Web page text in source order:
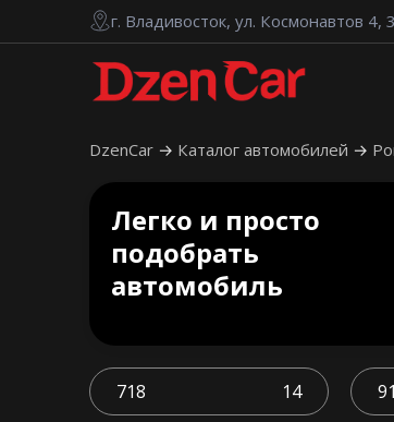
г. Владивосток, ул. Космонавтов 4,
DzenCar Каталог автомобилей
Легко и просто
подобрать
автомобиль
718 14